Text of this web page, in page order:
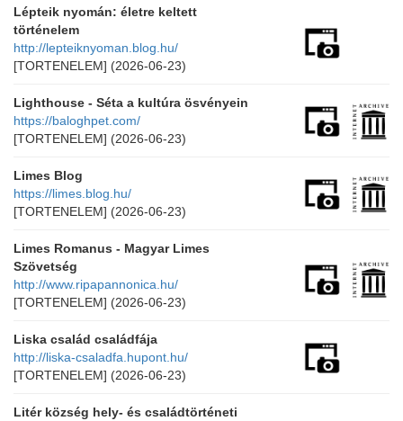
Lépteik nyomán: életre keltett
történelem
http://lepteiknyoman.blog.hu/
[TORTENELEM] (2026-06-23)
Lighthouse - Séta a kultúra ösvényein
https://baloghpet.com/
[TORTENELEM] (2026-06-23)
Limes Blog
https://limes.blog.hu/
[TORTENELEM] (2026-06-23)
Limes Romanus - Magyar Limes
Szövetség
http://www.ripapannonica.hu/
[TORTENELEM] (2026-06-23)
Liska család családfája
http://liska-csaladfa.hupont.hu/
[TORTENELEM] (2026-06-23)
Litér község hely- és családtörténeti